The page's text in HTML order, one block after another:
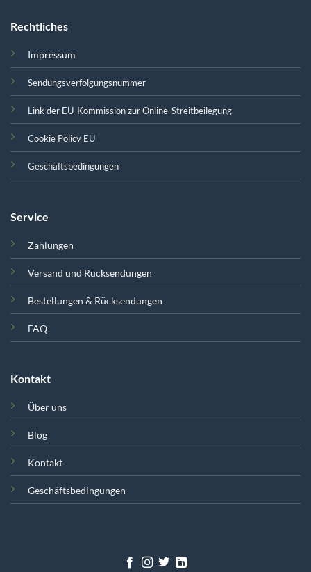
Rechtliches
Impressum
Sendungsverfolgungsnummer
Link der EU-Kommission zur Online-Streitbeilegung
Cookie Policy EU
Geschäftsbedingungen
Service
Zahlungen
Versand und Rücksendungen
Bestellungen & Rücksendungen
FAQ
Kontakt
Über uns
Blog
Kontakt
Geschäftsbedingungen